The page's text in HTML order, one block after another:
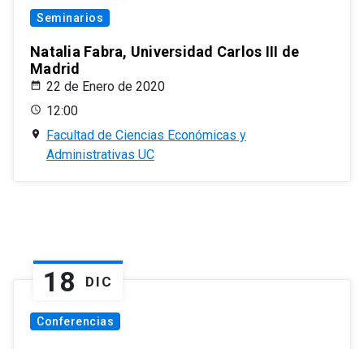
Seminarios
Natalia Fabra, Universidad Carlos III de
Madrid
22 de Enero de 2020
12:00
Facultad de Ciencias Económicas y
Administrativas UC
18 DIC
Conferencias